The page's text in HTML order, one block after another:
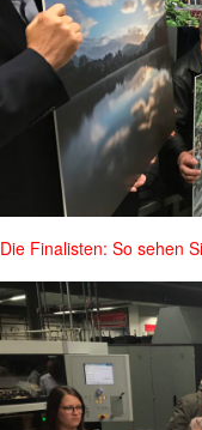
Die Finalisten: So sehen